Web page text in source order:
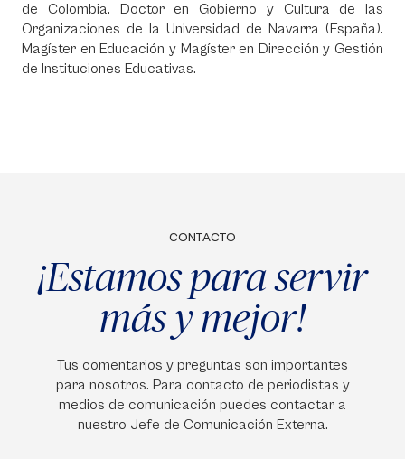
de Colombia. Doctor en Gobierno y Cultura de las
Organizaciones de la Universidad de Navarra (España).
Magíster en Educación y Magíster en Dirección y Gestión
de Instituciones Educativas.
CONTACTO
¡Estamos para servir
más y mejor!
Tus comentarios y preguntas son importantes
para nosotros. Para contacto de periodistas y
medios de comunicación puedes contactar a
nuestro Jefe de Comunicación Externa.